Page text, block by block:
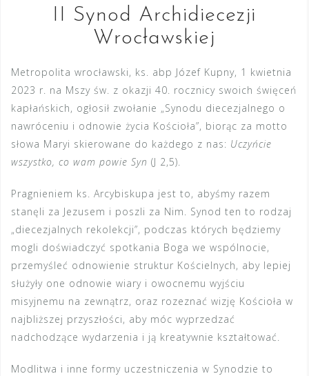
II Synod Archidiecezji
Wrocławskiej
Metropolita wrocławski, ks. abp Józef Kupny, 1 kwietnia
2023 r. na Mszy św. z okazji 40. rocznicy swoich święceń
kapłańskich, ogłosił zwołanie „Synodu diecezjalnego o
nawróceniu i odnowie życia Kościoła”, biorąc za motto
słowa Maryi skierowane do każdego z nas: Uczyńcie
wszystko, co wam powie Syn (J 2,5).
Pragnieniem ks. Arcybiskupa jest to, abyśmy razem
stanęli za Jezusem i poszli za Nim. Synod ten to rodzaj
„diecezjalnych rekolekcji”, podczas których będziemy
mogli doświadczyć spotkania Boga we wspólnocie,
przemyśleć odnowienie struktur Kościelnych, aby lepiej
służyły one odnowie wiary i owocnemu wyjściu
misyjnemu na zewnątrz, oraz rozeznać wizję Kościoła w
najbliższej przyszłości, aby móc wyprzedzać
nadchodzące wydarzenia i ją kreatywnie kształtować.
Modlitwa i inne formy uczestniczenia w Synodzie to